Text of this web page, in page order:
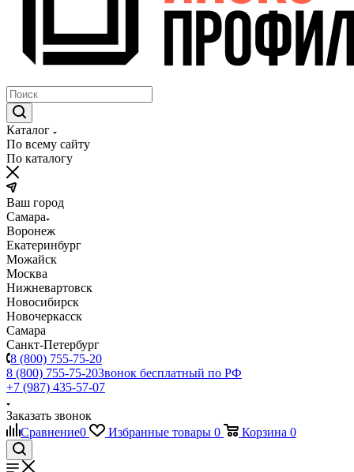
Каталог
По всему сайту
По каталогу
Ваш город
Самара
Воронеж
Екатеринбург
Можайск
Москва
Нижневартовск
Новосибирск
Новочеркасск
Самара
Санкт-Петербург
8 (800) 755-75-20
8 (800) 755-75-20Звонок бесплатный по РФ
+7 (987) 435-57-07
Заказать звонок
Сравнение0 Избранные товары 0 Корзина 0